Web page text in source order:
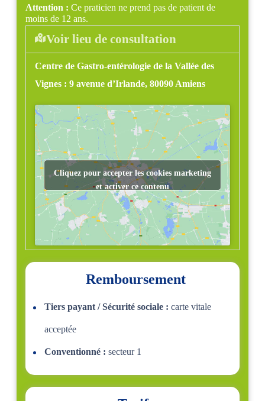
Attention : Ce praticien ne prend pas de patient de
moins de 12 ans.
Voir lieu de consultation
Centre de Gastro-entérologie de la Vallée des
Vignes : 9 avenue d’Irlande, 80090 Amiens
Cliquez pour accepter les cookies marketing
et activer ce contenu
Remboursement
Tiers payant / Sécurité sociale : carte vitale
acceptée
Conventionné : secteur 1